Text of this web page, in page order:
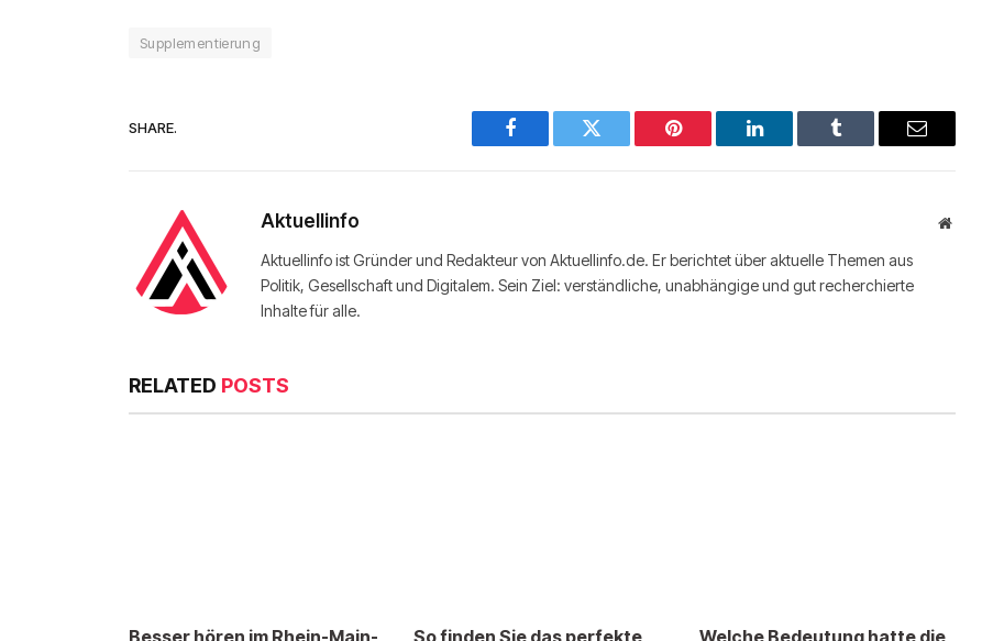
Supplementierung
SHARE.
Facebook Twitter Pinterest LinkedIn Tumblr Email
Aktuellinfo Website
Aktuellinfo ist Gründer und Redakteur von Aktuellinfo.de. Er berichtet über aktuelle Themen aus
Politik, Gesellschaft und Digitalem. Sein Ziel: verständliche, unabhängige und gut recherchierte
Inhalte für alle.
RELATED POSTS